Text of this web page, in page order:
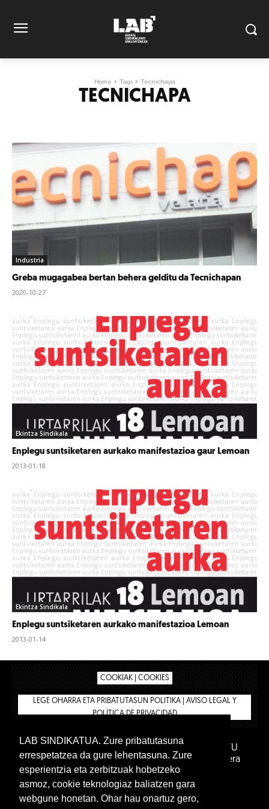
Home Tags Tecnichapa
TECNICHAPA
Industria
Greba mugagabea bertan behera gelditu da Tecnichapan
2020-10-27
Ekintza Sindikala
Enplegu suntsiketaren aurkako manifestazioa gaur Lemoan
2013-01-18
Ekintza Sindikala
Enplegu suntsiketaren aurkako manifestazioa Lemoan
2013-01-14
COOKIAK | COOKIES
LEGE OHARRA ETA PRIBATUTASUN POLITIKA | AVISO LEGAL Y
POLÍTICA DE PRIVACIDAD
IPAR HEGOA FUNDAZIOA
AFILIATU
DENDA
BARNE GUNEA 🔑 Euskara Gaztelera
LAB SINDIKATUA. Zure pribatutasuna
errespetatzea da gure lehentasuna. Zure
esperientzia eta zerbitzuak hobetzeko
asmoz, cookie teknologiaz baliatzen gara
webgune honetan. Ohar hau onartuz gero,